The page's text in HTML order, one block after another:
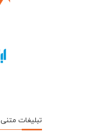
تبلیغات متنی